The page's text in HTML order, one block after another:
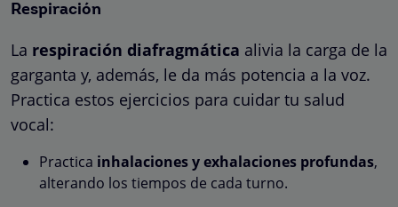
Respiración
La respiración diafragmática alivia la carga de la
garganta y, además, le da más potencia a la voz.
Practica estos ejercicios para cuidar tu salud
vocal:
Practica inhalaciones y exhalaciones profundas,
alterando los tiempos de cada turno.